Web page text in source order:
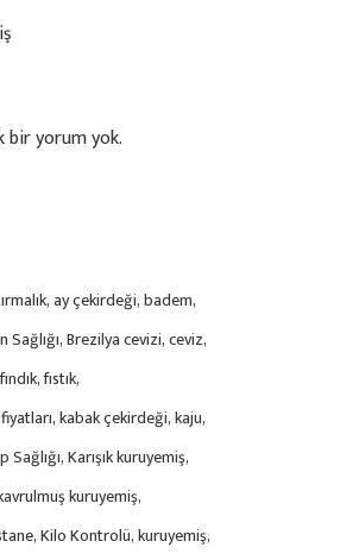
bir yorum yok.
ay çekirdeği badem
Sağlığı Brezilya cevizi ceviz
fındık fıstık
kabak çekirdeği kaju
Sağlığı Karışık kuruyemiş
kuruyemiş
Kilo Kontrolü kuruyemiş